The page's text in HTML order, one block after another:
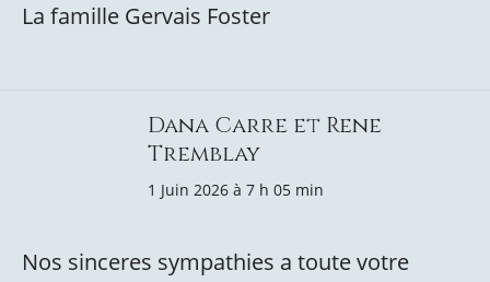
La famille Gervais Foster
Dana Carre et Rene
Tremblay
1 Juin 2026 à 7 h 05 min
Nos sinceres sympathies a toute votre